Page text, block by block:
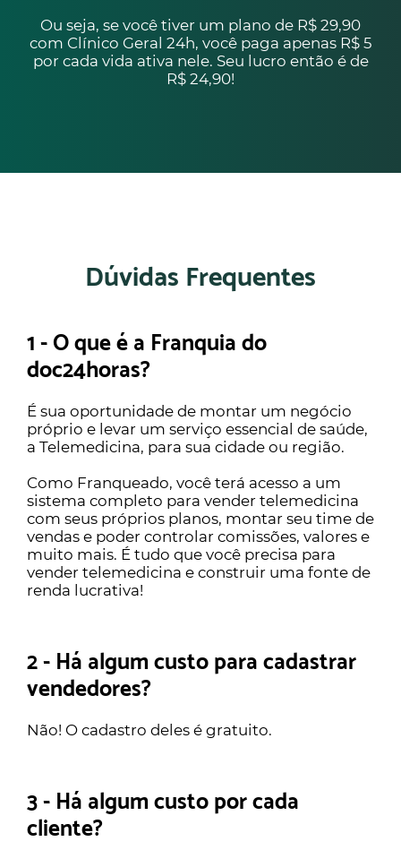
Ou seja, se você tiver um plano de R$ 29,90
com Clínico Geral 24h, você paga apenas R$ 5
por cada vida ativa nele. Seu lucro então é de
R$ 24,90!
Dúvidas Frequentes
1 - O que é a Franquia do
doc24horas?
É sua oportunidade de montar um negócio
próprio e levar um serviço essencial de saúde,
a Telemedicina, para sua cidade ou região.
Como Franqueado, você terá acesso a um
sistema completo para vender telemedicina
com seus próprios planos, montar seu time de
vendas e poder controlar comissões, valores e
muito mais. É tudo que você precisa para
vender telemedicina e construir uma fonte de
renda lucrativa!
2 - Há algum custo para cadastrar
vendedores?
Não! O cadastro deles é gratuito.
3 - Há algum custo por cada
cliente?